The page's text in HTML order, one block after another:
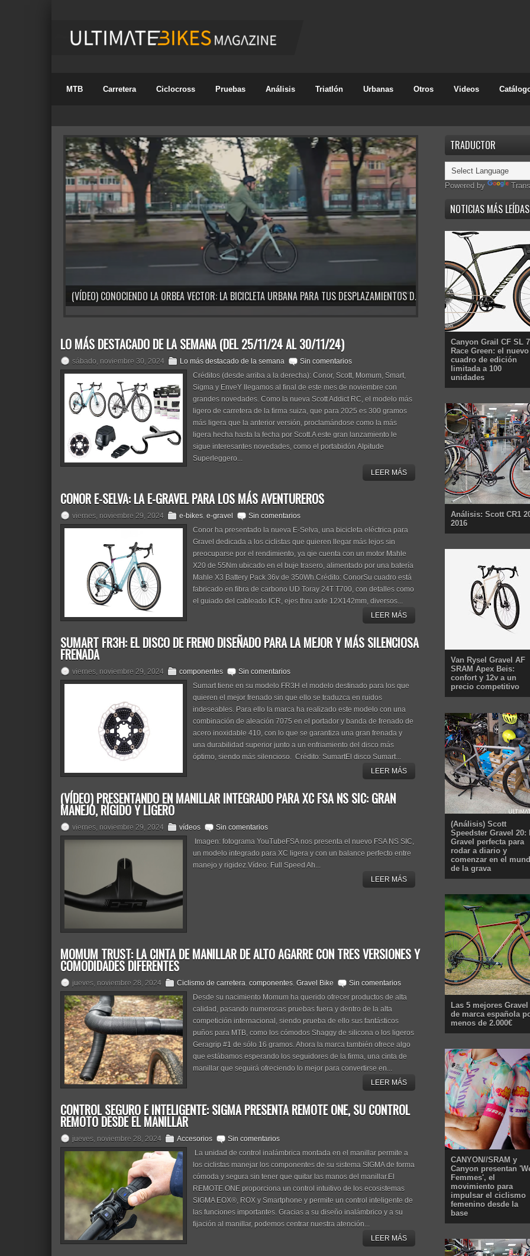
MTB Carretera Ciclocross Pruebas Análisis Triatlón Urbanas Otros Videos
(VÍDEO) PINARELLO DOGMA X: LA FUSIÓN PERFECTA ENTRE RESISTENCIA Y GRAN RENDIMIENTO (VÍDEO) CONOCIENDO LA ORBEA VECTOR: LA BICICLETA URBANA PARA TUS DESPLAZAMIENTOS DIARIOS
LO MÁS DESTACADO DE LA SEMANA (DEL 25/11/24 AL 30/11/24)
sábado, noviembre 30, 2024 Lo más destacado de la semana
Sin comentarios
Créditos (desde arriba a la derecha): Conor, Scott, Momum, Smart,
Sigma y EnveY llegamos al final de este mes de noviembre con
grandes novedades. Como la nueva Scott Addict RC, el modelo más
ligero de carretera de la firma suiza, que para 2025 es 300 gramos
más ligera que la anterior versión, proclamándose como la más
ligera hecha hasta la fecha por Scott.A este gran lanzamiento le
sigue interesantes novedades, como el portabidón Alpitude
Superleggero...
LEER MÁS
CONOR E-SELVA: LA E-GRAVEL PARA LOS MÁS AVENTUREROS
viernes, noviembre 29, 2024 e-bikes, e-gravel
Sin comentarios
Conor ha presentado la nueva E-Selva, una bicicleta eléctrica para
Gravel dedicada a los ciclistas que quieren llegar más lejos sin
preocuparse por el rendimiento, ya qie cuenta con un motor Mahle
X20 de 55Nm ubicado en el buje trasero, alimentado por una batería
Mahle X3 Battery Pack 36v de 350Wh.Crédito: ConorSu cuadro está
fabricado en fibra de carbono UD Toray 24T T700, con detalles como
el guiado del cableado ICR, ejes thru axle 12X142mm, diversos...
LEER MÁS
SUMART FR3H: EL DISCO DE FRENO DISEÑADO PARA LA MEJOR Y MÁS SILENCIOSA
FRENADA
viernes, noviembre 29, 2024 componentes
Sin comentarios
Sumart tiene en su modelo FR3H el modelo destinado para los que
quieren el mejor frenado sin que ello se traduzca en ruidos
indeseables. Para ello la marca ha realizado este modelo con una
combinación de aleación 7075 en el portador y banda de frenado de
acero inoxidable 410, con lo que se garantiza una gran frenada y
una durabilidad superior junto a un enfriamiento del disco más
óptimo, siendo más silencioso. Crédito: SumartEl disco Sumart...
LEER MÁS
(VÍDEO) PRESENTANDO EN MANILLAR INTEGRADO PARA XC FSA NS SIC: GRAN
MANEJO, RÍGIDO Y LIGERO
viernes, noviembre 29, 2024 vídeos
Sin comentarios
Imagen: fotograma YouTubeFSA nos presenta el nuevo FSA NS SIC,
un modelo integrado para XC ligera y con un balance perfecto entre
manejo y rigidez.Vídeo: Full Speed Ah...
LEER MÁS
MOMUM TRUST: LA CINTA DE MANILLAR DE ALTO AGARRE CON TRES VERSIONES Y
COMODIDADES DIFERENTES
jueves, noviembre 28, 2024 Ciclismo de carretera, componentes, Gravel Bike
Sin comentarios
Desde su nacimiento Momum ha querido ofrecer productos de alta
calidad, pasando numerosas pruebas fuera y dentro de la alta
competición internacional, siendo prueba de ello sus fantásticos
puños para MTB, como los cómodos Shaggy de silicona o los ligeros
Geragrip #1 de sólo 16 gramos. Ahora la marca también ofrece algo
que estábamos esperando los seguidores de la firma, una cinta de
manillar que seguirá ofreciendo lo mejor para convertirse en...
LEER MÁS
CONTROL SEGURO E INTELIGENTE: SIGMA PRESENTA REMOTE ONE, SU CONTROL
REMOTO DESDE EL MANILLAR
jueves, noviembre 28, 2024 Accesorios
Sin comentarios
La unidad de control inalámbrica montada en el manillar permite a
los ciclistas manejar los componentes de su sistema SIGMA de forma
cómoda y segura sin tener que quitar las manos del manillar.El
REMOTE ONE proporciona un control intuitivo de los ecosistemas
SIGMA EOX®, ROX y Smartphone y permite un control inteligente de
las funciones importantes. Gracias a su diseño inalámbrico y a su
fijación al manillar, podemos centrar nuestra atención...
LEER MÁS
TRADUCTOR
Powered by
NOTICIAS MÁS LEÍDAS
Canyon Grail CF SL 7
Race Green: el nuevo
cuadro de edición
limitada a 100
unidades
Análisis: Scott CR1
2016
Van Rysel Gravel AF
SRAM Apex Beis:
confort y 12v a un
precio competitivo
(Análisis) Scott
Speedster Gravel 20:
Gravel perfecta para
rodar a diario y
comenzar en el
de la grava
Las 5 mejores Gravel
de marca española
menos de 2.000€
CANYON//SRAM y
Canyon presentan
Femmes', el
movimiento para
impulsar el ciclismo
femenino desde la
base